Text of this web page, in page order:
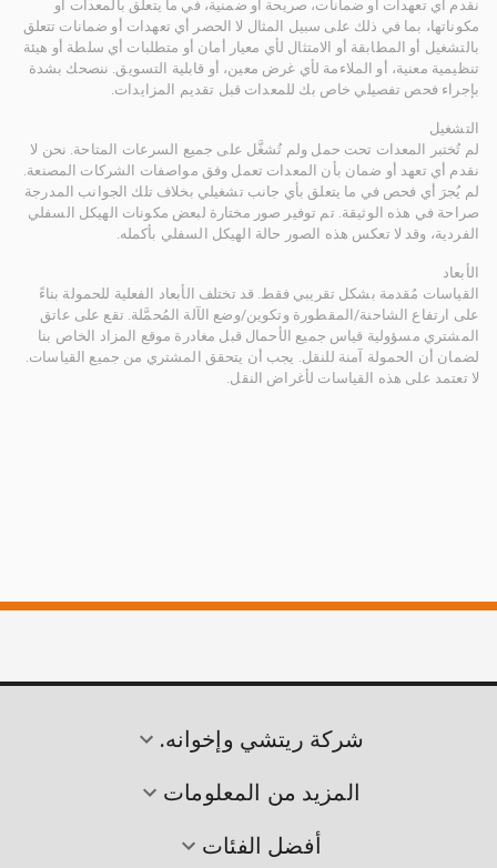
نقدم أي تعهدات أو ضمانات، صريحة أو ضمنية، في ما يتعلق بالمعدات أو
مكوناتها، بما في ذلك على سبيل المثال لا الحصر أي تعهدات أو ضمانات تتعلق
بالتشغيل أو المطابقة أو الامتثال لأي معيار أمان أو متطلبات أي سلطة أو هيئة
تنظيمية معنية، أو الملاءمة لأي غرض معين، أو قابلية التسويق. ننصحك بشدة
بإجراء فحص تفصيلي خاص بك للمعدات قبل تقديم المزايدات.
التشغيل
لم تُختبر المعدات تحت حمل ولم تُشغَّل على جميع السرعات المتاحة. نحن لا
نقدم أي تعهد أو ضمان بأن المعدات تعمل وفق مواصفات الشركات المصنعة.
لم يُجرَ أي فحص في ما يتعلق بأي جانب تشغيلي بخلاف تلك الجوانب المدرجة
صراحة في هذه الوثيقة. تم توفير صور مختارة لبعض مكونات الهيكل السفلي
الفردية، وقد لا تعكس هذه الصور حالة الهيكل السفلي بأكمله.
الأبعاد
القياسات مُقدمة بشكل تقريبي فقط. قد تختلف الأبعاد الفعلية للحمولة بناءً
على ارتفاع الشاحنة/المقطورة وتكوين/وضع الآلة المُحمَّلة. تقع على عاتق
المشتري مسؤولية قياس جميع الأحمال قبل مغادرة موقع المزاد الخاص بنا
لضمان أن الحمولة آمنة للنقل. يجب أن يتحقق المشتري من جميع القياسات.
لا تعتمد على هذه القياسات لأغراض النقل.
شركة ريتشي وإخوانه.
المزيد من المعلومات
أفضل الفئات